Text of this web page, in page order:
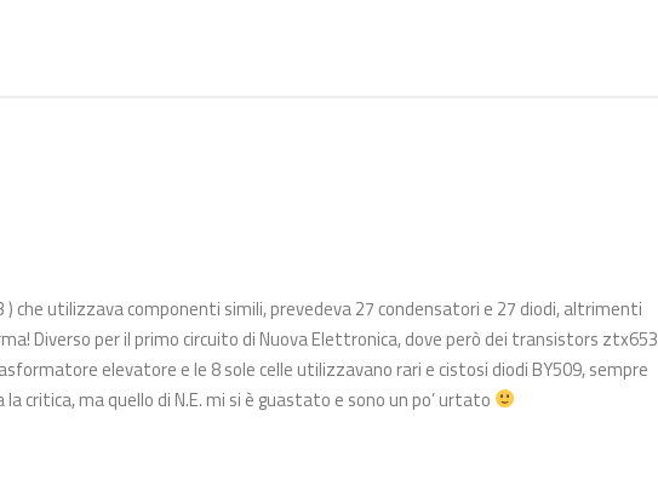
che utilizzava componenti simili, prevedeva 27 condensatori e 27 diodi, altrimenti
Diverso per il primo circuito di Nuova Elettronica, dove però dei transistors ztx653
elevatore e le 8 sole celle utilizzavano rari e cistosi diodi BY509, sempre
critica, ma quello di N.E. mi si è guastato e sono un po’ urtato